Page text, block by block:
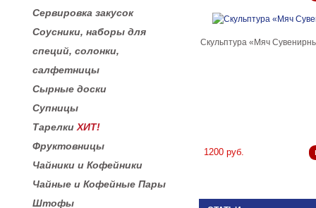
Сервировка закусок
Соусники, наборы для
специй, солонки,
салфетницы
Сырные доски
Супницы
Тарелки ХИТ!
Фруктовницы
Чайники и Кофейники
Чайные и Кофейные Пары
Штофы
Скульптура «Мяч
1200 руб.